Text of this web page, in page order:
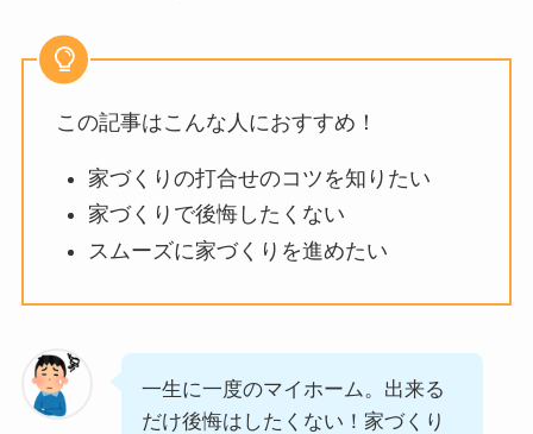
この記事はこんな人におすすめ！
家づくりの打合せのコツを知りたい
家づくりで後悔したくない
スムーズに家づくりを進めたい
一生に一度のマイホーム。出来る
だけ後悔はしたくない！家づくり